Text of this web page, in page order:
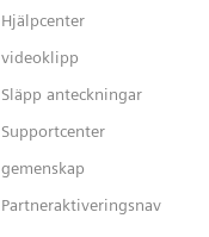
Hjälpcenter
videoklipp
Släpp anteckningar
Supportcenter
gemenskap
Partneraktiveringsnav